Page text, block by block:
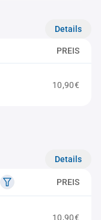
Details
PREIS
10,90€
Details
PREIS
10,90€